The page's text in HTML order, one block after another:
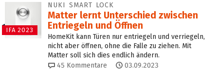
IFA 2023
NUKI SMART LOCK
Matter lernt Unterschied zwischen
Entriegeln und Öffnen
HomeKit kann Türen nur entriegeln und verriegeln,
nicht aber öffnen, ohne die Falle zu ziehen. Mit
Matter soll sich dies endlich ändern.
45 Kommentare 03.09.2023